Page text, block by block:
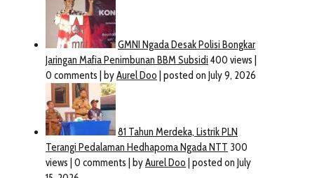
1221 Takjil Bukti Toleransi
Antar Umat Beragama
May 9, 2021 June 1, 2020